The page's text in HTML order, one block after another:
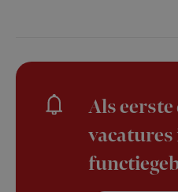
Als eerste